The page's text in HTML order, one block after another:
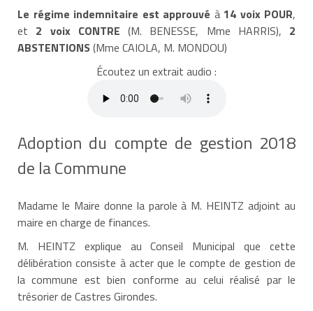
Le régime indemnitaire est approuvé à 14 voix POUR,
et 2 voix CONTRE (M. BENESSE, Mme HARRIS), 2
ABSTENTIONS(Mme CAIOLA, M. MONDOU)
Écoutez un extrait audio :
Adoption du compte de gestion 2018
de la Commune
Madame le Maire donne la parole à M. HEINTZ adjoint au
maire en charge de finances.
M. HEINTZ explique au Conseil Municipal que cette
délibération consiste à acter que le compte de gestion de
la commune est bien conforme au celui réalisé par le
trésorier de Castres Girondes.